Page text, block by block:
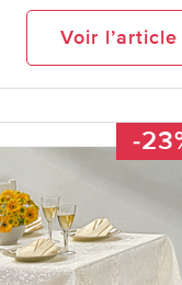
Voir l’article
-